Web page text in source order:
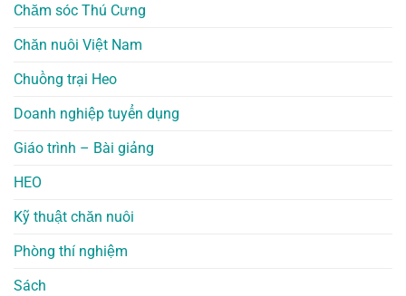
Chăm sóc Thú Cưng
Chăn nuôi Việt Nam
Chuồng trại Heo
Doanh nghiệp tuyển dụng
Giáo trình – Bài giảng
HEO
Kỹ thuật chăn nuôi
Phòng thí nghiệm
Sách